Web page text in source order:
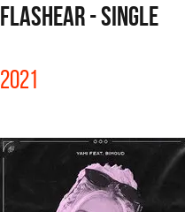
FLASHEAR - SINGLE
2021